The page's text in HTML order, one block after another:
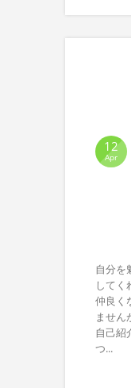
12
Apr
自分を
してく
仲良く
ません
自己紹
つ...